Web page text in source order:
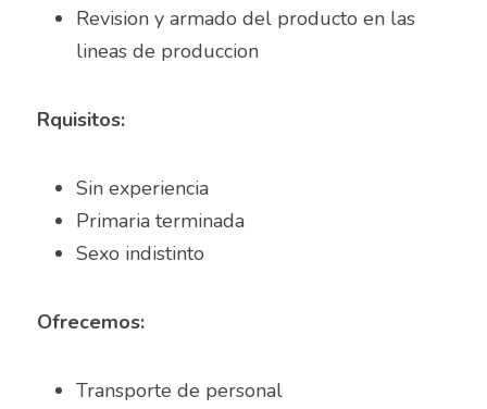
Analista de precios unitarios
Asesor de credito
Publica tu vacante
Revision y armado del producto en las
Rquisitos:
Sin experiencia
Primaria terminada
Ofrecemos:
Transporte de personal